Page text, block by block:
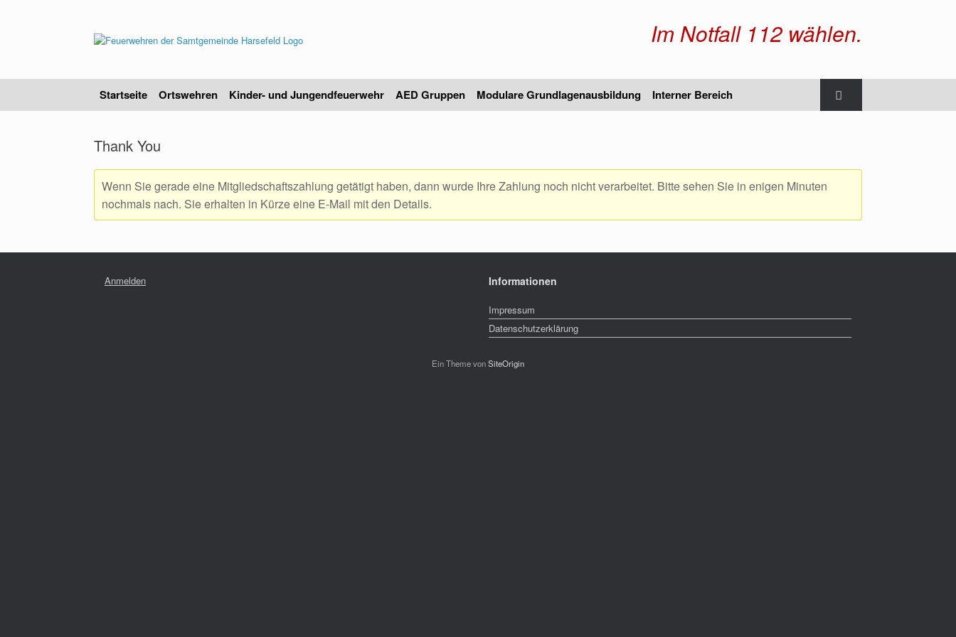
Im Notfall 112 wählen.
Startseite Ortswehren Kinder- und Jungendfeuerwehr AED Gruppen Modulare Grundlagenausbildung Interner Bereich
Thank You
Wenn Sie gerade eine Mitgliedschaftszahlung getätigt haben, dann wurde Ihre Zahlung noch nicht verarbeitet. Bitte sehen Sie in enigen Minuten
nochmals nach. Sie erhalten in Kürze eine E-Mail mit den Details.
Anmelden Informationen
Impressum
Datenschutzerklärung
Ein Theme vonSiteOrigin